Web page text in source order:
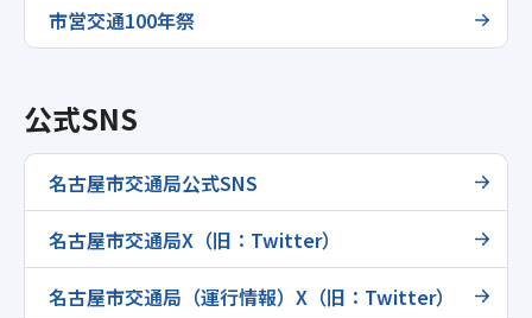
市営交通100年祭
公式SNS
名古屋市交通局公式SNS
名古屋市交通局X（旧：Twitter）
名古屋市交通局（運行情報）X（旧：Twitter）